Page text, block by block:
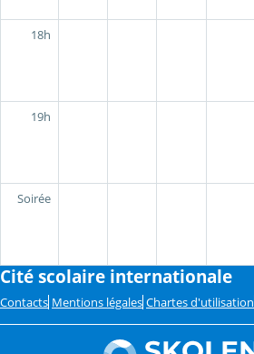
18h
19h
Soirée
Cité scolaire internationale
Contacts Mentions légales Chartes d'utilisation